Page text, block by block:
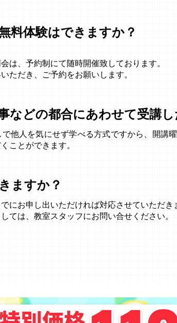
料体験はできますか？
は、予約制にて随時開催致しております。
ただき、ご予約をお願いします。
などの都合にあわせて受講
他人を気にせず学べる方式ですから、開講
ことができます。
ますか？
にお申し出いただければ対応させていただき
ては、教室スタッフにお問い合せください。